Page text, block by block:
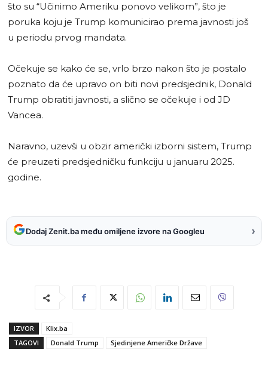
što su “Učinimo Ameriku ponovo velikom”, što je
poruka koju je Trump komunicirao prema javnosti još
u periodu prvog mandata.
Očekuje se kako će se, vrlo brzo nakon što je postalo
poznato da će upravo on biti novi predsjednik, Donald
Trump obratiti javnosti, a slično se očekuje i od JD
Vancea.
Naravno, uzevši u obzir američki izborni sistem, Trump
će preuzeti predsjedničku funkciju u januaru 2025.
godine.
Dodaj Zenit.ba među omiljene izvore na Googleu ›
IZVOR
Klix.ba
TAGOVI
Donald Trump Sjedinjene Američke Države